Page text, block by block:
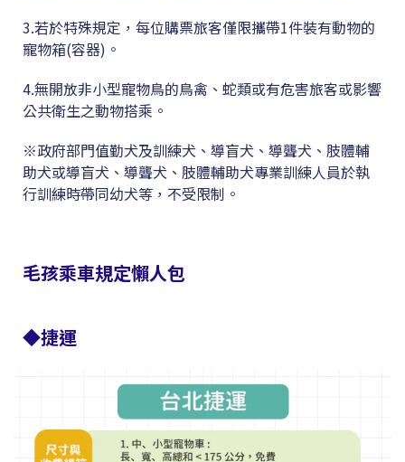
3.若於特殊規定， 每位購票旅客僅限攜帶1件裝有動物的
寵物箱(容器) 。
4.無開放非小型寵物鳥的鳥禽 、蛇類或有危害旅客或影響
公共衛生之動物搭乘。
※政府部門值勤犬及訓練犬、導盲犬、導聾犬、肢體輔
助犬或導盲犬、導聾犬、肢體輔助犬專業訓練人員於執
行訓練時帶同幼犬等 ， 不受限制。
毛孩乘車規定懶人包
◆捷運